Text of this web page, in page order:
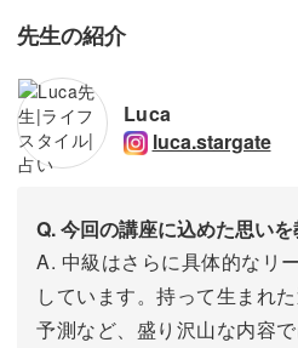
先生の紹介
Luca
luca.stargate
Q. 今回の講座に込めた思いを
A. 中級はさらに具体的なリ
しています。持って生まれ
予測など、盛り沢山な内容